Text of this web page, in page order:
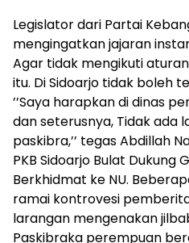
Legislator dari Partai
mengingatkan jajaran
Agar tidak mengikuti
itu. Di Sidoarjo tidak boleh
’’Saya harapkan di dinas
dan seterusnya, Tidak ada
paskibra,’’ tegas Abdillah
PKB Sidoarjo Bulat Dukung
Berkhidmat ke NU.
ramai kontrovesi
larangan mengenakan
Paskibraka perempuan